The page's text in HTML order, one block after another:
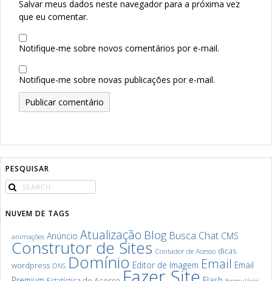
Salvar meus dados neste navegador para a próxima vez
que eu comentar.
Notifique-me sobre novos comentários por e-mail.
Notifique-me sobre novas publicações por e-mail.
PESQUISAR
NUVEM DE TAGS
animações Anúncio Atualização Blog Busca Chat CMS
Construtor de Sites Contador de Acesso dicas
wordpress DNS Domínio Editor de Imagem Email Email